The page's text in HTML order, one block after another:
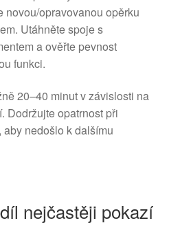
novou/opravovanou opěrku
Utáhněte spoje s
a ověřte pevnost
funkci.
20–40 minut v závislosti na
Dodržujte opatrnost při
nedošlo k dalšímu
nejčastěji pokazí